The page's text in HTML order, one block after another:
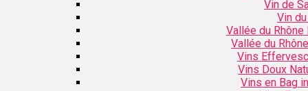
Vin de
Vin
Vallée du Rhône
Vallée du
Vins
Vins Doux
Vins en Bag